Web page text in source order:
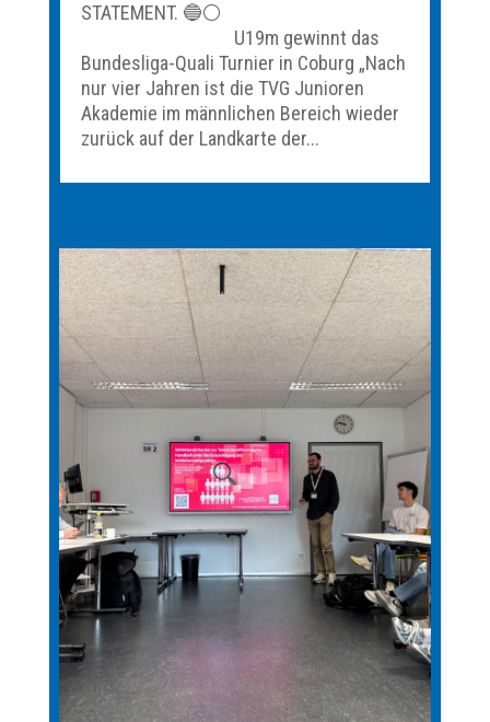
STATEMENT. 🔵⚪️
U19m gewinnt das
Bundesliga-Quali Turnier in Coburg „Nach
nur vier Jahren ist die TVG Junioren
Akademie im männlichen Bereich wieder
zurück auf der Landkarte der...